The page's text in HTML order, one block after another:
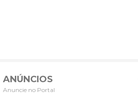
ANÚNCIOS
Anuncie no Portal